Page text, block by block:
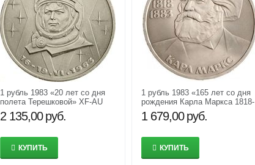
1 рубль 1983 «20 лет со дня
полета Терешковой» XF-AU
2 135,00 руб.
КУПИТЬ
1 рубль 1983 «165 лет со дня
рождения Карла Маркса 1818-
1883» XF-AU
1 679,00 руб.
КУПИТЬ